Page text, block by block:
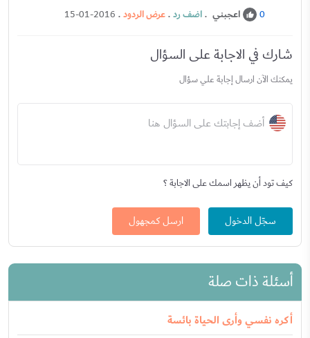
0 اعجبني .اضف رد.عرض الردود.
15-01-2016
شارك في الاجابة على السؤال
يمكنك الآن ارسال إجابة علي سؤال
أضف إجابتك على السؤال هنا
كيف تود أن يظهر اسمك على الاجابة ؟
سجّل الدخول ارسل كمجهول
أسئلة ذات صلة
أكره نفسي وأرى الحياة بائسة